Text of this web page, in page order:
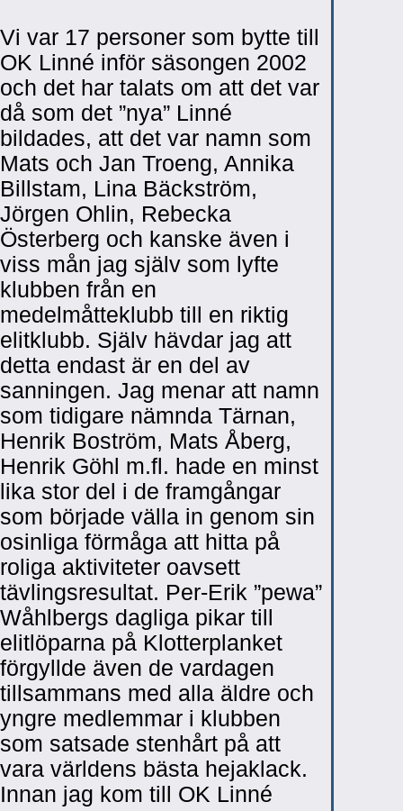
Vi var 17 personer som bytte till
OK Linné inför säsongen 2002
och det har talats om att det var
då som det ”nya” Linné
bildades, att det var namn som
Mats och Jan Troeng, Annika
Billstam, Lina Bäckström,
Jörgen Ohlin, Rebecka
Österberg och kanske även i
viss mån jag själv som lyfte
klubben från en
medelmåtteklubb till en riktig
elitklubb. Själv hävdar jag att
detta endast är en del av
sanningen. Jag menar att namn
som tidigare nämnda Tärnan,
Henrik Boström, Mats Åberg,
Henrik Göhl m.fl. hade en minst
lika stor del i de framgångar
som började välla in genom sin
osinliga förmåga att hitta på
roliga aktiviteter oavsett
tävlingsresultat. Per-Erik ”pewa”
Wåhlbergs dagliga pikar till
elitlöparna på Klotterplanket
förgyllde även de vardagen
tillsammans med alla äldre och
yngre medlemmar i klubben
som satsade stenhårt på att
vara världens bästa hejaklack.
Innan jag kom till OK Linné